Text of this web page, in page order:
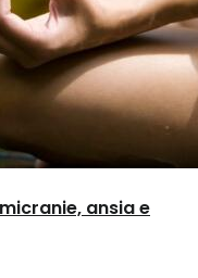
ansia e